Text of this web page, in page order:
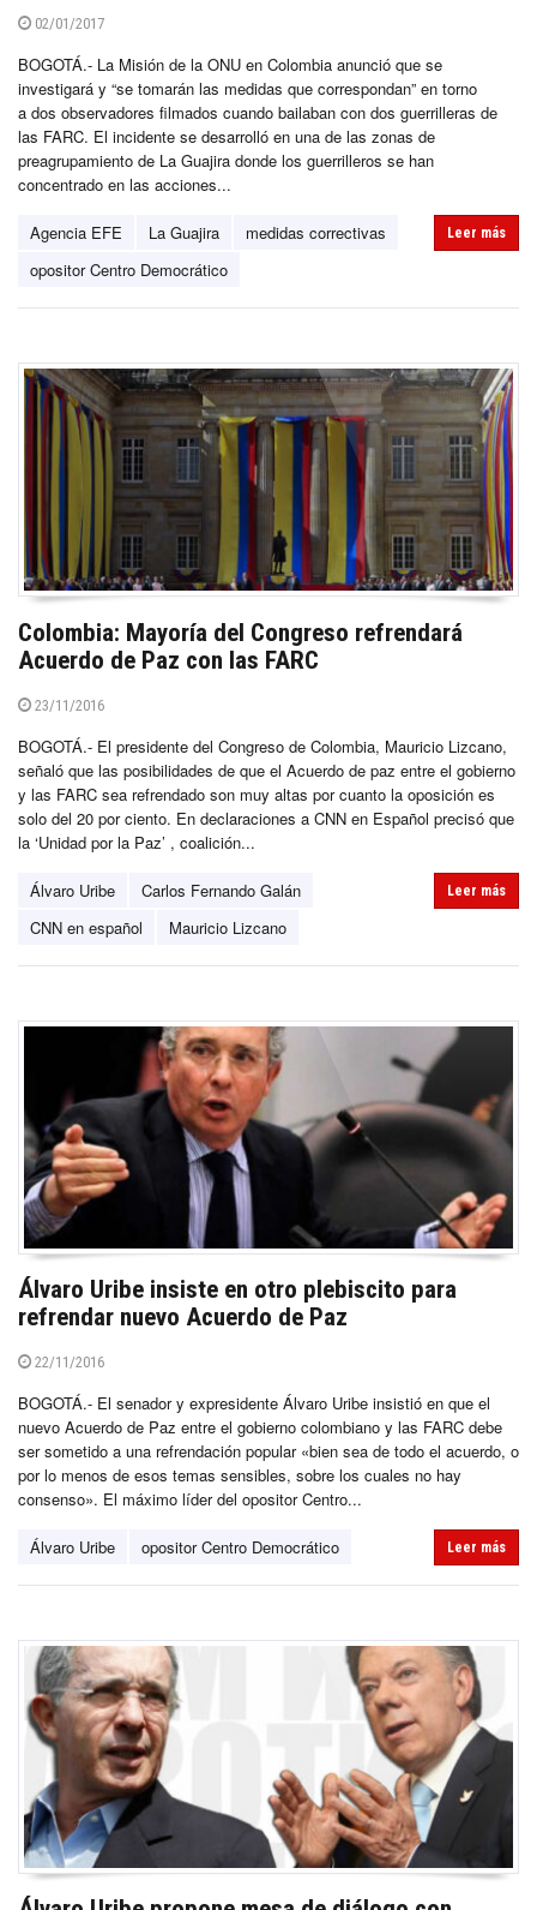
02/01/2017
BOGOTÁ.- La Misión de la ONU en Colombia anunció que se
investigará y “se tomarán las medidas que correspondan” en torno
a dos observadores filmados cuando bailaban con dos guerrilleras de
las FARC. El incidente se desarrolló en una de las zonas de
preagrupamiento de La Guajira donde los guerrilleros se han
concentrado en las acciones...
Agencia EFE La Guajira
medidas correctivas
opositor Centro Democrático
Leer más
Colombia: Mayoría del Congreso refrendará
Acuerdo de Paz con las FARC
23/11/2016
BOGOTÁ.- El presidente del Congreso de Colombia, Mauricio Lizcano,
señaló que las posibilidades de que el Acuerdo de paz entre el gobierno
y las FARC sea refrendado son muy altas por cuanto la oposición es
solo del 20 por ciento. En declaraciones a CNN en Español precisó que
la ‘Unidad por la Paz’ , coalición...
Álvaro Uribe
Carlos Fernando Galán
CNN en español
Mauricio Lizcano
Leer más
Álvaro Uribe insiste en otro plebiscito para
refrendar nuevo Acuerdo de Paz
22/11/2016
BOGOTÁ.- El senador y expresidente Álvaro Uribe insistió en que el
nuevo Acuerdo de Paz entre el gobierno colombiano y las FARC debe
ser sometido a una refrendación popular «bien sea de todo el acuerdo, o
por lo menos de esos temas sensibles, sobre los cuales no hay
consenso». El máximo líder del opositor Centro...
Álvaro Uribe opositor Centro Democrático Leer más